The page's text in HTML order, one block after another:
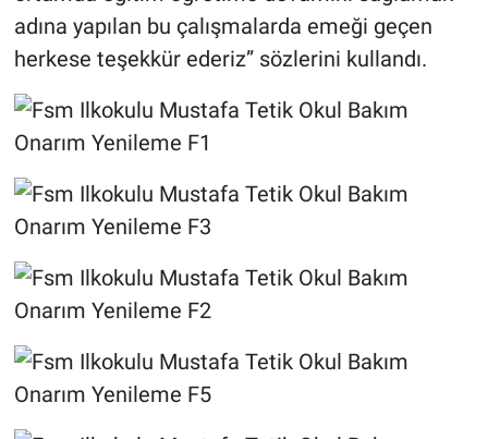
adına yapılan bu çalışmalarda emeği geçen
herkese teşekkür ederiz” sözlerini kullandı.